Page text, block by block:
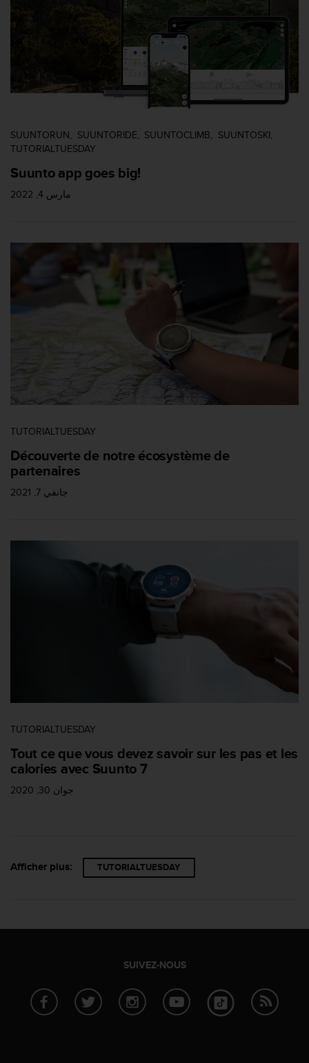
SUUNTORUN SUUNTORIDE SUUNTOCLIMB
SUUNTOSKI
TUTORIALTUESDAY
Suunto app goes big!
مارس 4, 2022
TUTORIALTUESDAY
Découverte de notre écosystème de
partenaires
جانفي 7, 2021
TUTORIALTUESDAY
Tout ce que vous devez savoir sur les pas et les
calories avec Suunto 7
جوان 30, 2020
Afficher plus: TUTORIALTUESDAY
SUIVEZ-NOUS